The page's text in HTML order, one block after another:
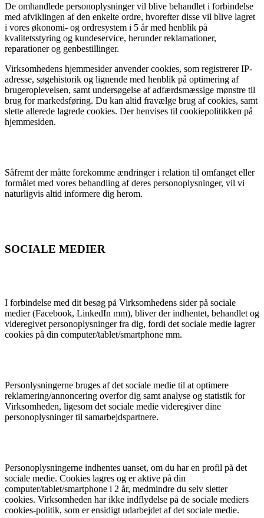
De omhandlede personoplysninger vil blive behandlet i forbindelse
med afviklingen af den enkelte ordre, hvorefter disse vil blive lagret
i vores økonomi- og ordresystem i 5 år med henblik på
kvalitetsstyring og kundeservice, herunder reklamationer,
reparationer og genbestillinger.
Virksomhedens hjemmesider anvender cookies, som registrerer IP-
adresse, søgehistorik og lignende med henblik på optimering af
brugeroplevelsen, samt undersøgelse af adfærdsmæssige mønstre til
brug for markedsføring. Du kan altid fravælge brug af cookies, samt
slette allerede lagrede cookies. Der henvises til cookiepolitikken på
hjemmesiden.
Såfremt der måtte forekomme ændringer i relation til omfanget eller
formålet med vores behandling af deres personoplysninger, vil vi
naturligvis altid informere dig herom.
SOCIALE MEDIER
I forbindelse med dit besøg på Virksomhedens sider på sociale
medier (Facebook, LinkedIn mm), bliver der indhentet, behandlet og
videregivet personoplysninger fra dig, fordi det sociale medie lagrer
cookies på din computer/tablet/smartphone mm.
Personlysningerne bruges af det sociale medie til at optimere
reklamering/annoncering overfor dig samt analyse og statistik for
Virksomheden, ligesom det sociale medie videregiver dine
personoplysninger til samarbejdspartnere.
Personoplysningerne indhentes uanset, om du har en profil på det
sociale medie. Cookies lagres og er aktive på din
computer/tablet/smartphone i 2 år, medmindre du selv sletter
cookies. Virksomheden har ikke indflydelse på de sociale mediers
cookies-politik, som er ensidigt udarbejdet af det sociale medie.